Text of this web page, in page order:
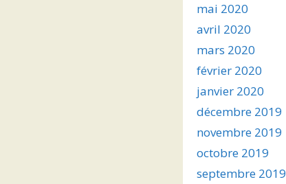
mai 2020
avril 2020
mars 2020
février 2020
janvier 2020
décembre 2019
novembre 2019
octobre 2019
septembre 2019